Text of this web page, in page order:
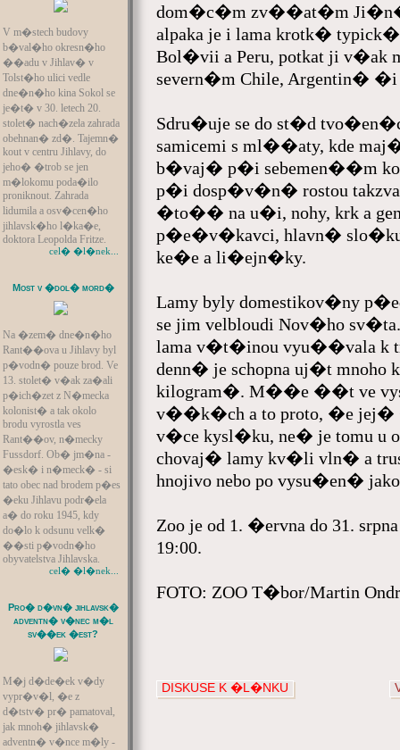
V m�stech budovy
b�val�ho okresn�ho
��adu v Jihlav� v
Tolst�ho ulici vedle
dne�n�ho kina Sokol se
je�t� v 30. letech 20.
stolet� nach�zela zahrada
obehnan� zd�. Tajemn�
kout v centru Jihlavy, do
jeho� �trob se jen
m�lokomu poda�ilo
proniknout. Zahrada
lidumila a osv�cen�ho
jihlavsk�ho l�ka�e,
doktora Leopolda Fritze.
cel� �l�nek...
Most v �dol� mord�
Na �zem� dne�n�ho
Rant��ova u Jihlavy byl
p�vodn� pouze brod. Ve
13. stolet� v�ak za�ali
p�ich�zet z N�mecka
kolonist� a tak okolo
brodu vyrostla ves
Rant��ov, n�mecky
Fussdorf. Ob� jm�na -
�esk� i n�meck� - si
tato obec nad brodem p�es
�eku Jihlavu podr�ela
a� do roku 1945, kdy
do�lo k odsunu velk�
��sti p�vodn�ho
obyvatelstva Jihlavska.
cel� �l�nek...
Pro� d�vn� jihlavsk�
adventn� v�nec m�l
sv��ek �est?
M�j d�de�ek v�dy
vypr�v�l, �e z
d�tstv� pr� pamatoval,
jak mnoh� jihlavsk�
adventn� v�nce m�ly -
dom�c�m zv��at�m Ji�n�
alpaka je i lama krotk�
Bol�vii a Peru, potkat ji v�ak
severn�m Chile, Argentin�
Sdru�uje se do st�d
samicemi s ml��aty, kde
b�vaj� p�i sebemen��m
p�i dosp�v�n� rostou
�to�� na u�i, nohy, krk a
p�e�v�kavci, hlavn�
ke�e a li�ejn�ky.
Lamy byly domestikov�ny
se jim velbloudi Nov�ho
lama v�t�inou vyu��vala k
denn� je schopna uj�t mnoho
kilogram�. M��e ��t ve
v��k�ch a to proto, �e jej�
v�ce kysl�ku, ne� je tomu
chovaj� lamy kv�li vln� a
hnojivo nebo po vysu�en�
Zoo je od 1. �ervna do 31.
19:00.
FOTO: ZOO T�bor/Martin
DISKUSE K �L�NKU